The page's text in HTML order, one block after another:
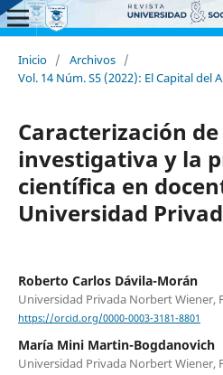
Inicio / Archivos /
Vol. 14 Núm. S5 (2022): El Capital del
Caracterización
investigativa y la
científica en
Universidad
Roberto Carlos Dávila-Morán
Universidad Privada Norbert Wiener,
https://orcid.org/0000-0003-3181-8801
María Mini Martin-Bogdanovich
Universidad Privada Norbert Wiener,